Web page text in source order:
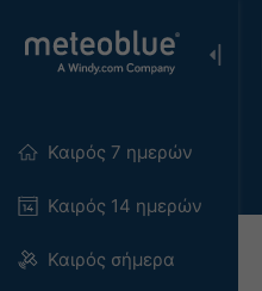
Καιρός 7 ημερών
Καιρός 14 ημερών
Καιρός σήμερα